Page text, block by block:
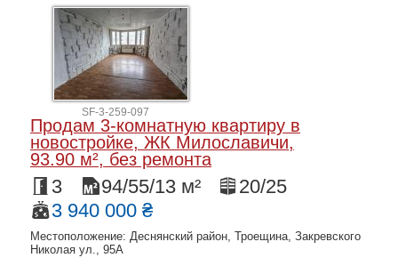
SF-3-259-097
Продам 3-комнатную квартиру в
новостройке, ЖК Милославичи,
93.90 м², без ремонта
3 94/55/13 м²
20/25
3 940 000 ₴
Местоположение: Деснянский район, Троещина, Закревского
Николая ул., 95А